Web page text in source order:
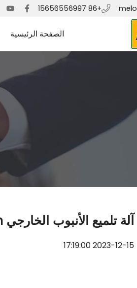
+86 15656556997
الصفحة الرئيسية
آلة تلميع الأنبوب الخارجي adv-polish في البناء والهندسة الإنشائية
2023-12-15 17:19:00